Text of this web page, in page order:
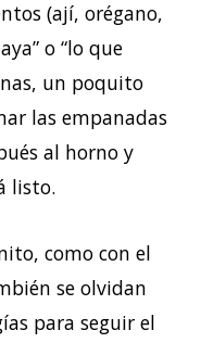
(ají, orégano,
o “lo que
un poquito
las empanadas
al horno y
listo.
como con el
se olvidan
para seguir el